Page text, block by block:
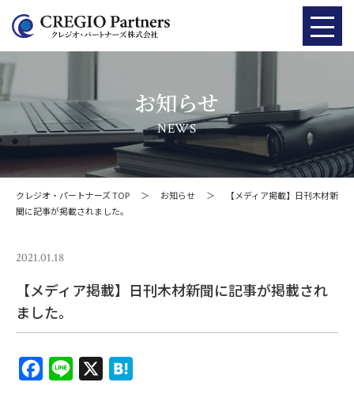
お知らせ
NEWS
クレジオ・パートナーズ TOP ＞ お知らせ ＞
【メディア掲載】日刊木材新
聞に記事が掲載されました。
2021.01.18
【メディア掲載】日刊木材新聞に記事が掲載され
ました。